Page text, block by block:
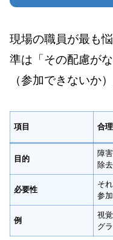
現場の職員が最も
準は「その配慮が
（参加できないか
項目 合
目的
障
除去
必要性
そ
参
例
視
グ